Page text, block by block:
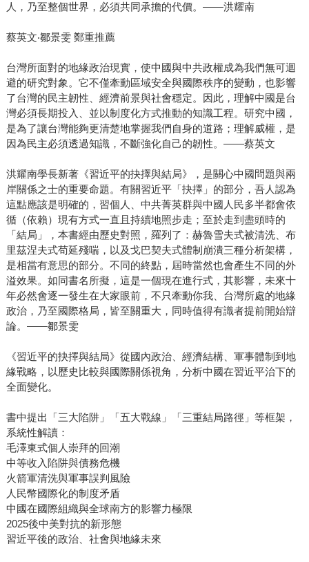
人，乃至整個世界，必須共同承擔的代價。——洪耀南
蔡英文‧鄒景雯 鄭重推薦
台灣所面對的地緣政治現實，使中國與中共政權成為我們無可迴
避的研究對象。它不僅牽動區域安全與國際秩序的變動，也影響
了台灣的民主韌性、經濟前景與社會穩定。因此，理解中國是台
灣必須長期投入、並以制度化方式推動的知識工程。研究中國，
是為了讓台灣能夠更清楚地掌握我們自身的道路；理解威權，是
因為民主必須透過知識，不斷強化自己的韌性。——蔡英文
洪耀南學長新著《習近平的抉擇與結局》，是關心中國問題與兩
岸關係之士的重要命題。有關習近平「抉擇」的部分，吾人認為
這點應該是明確的，習個人、中共菁英群與中國人民多半都會依
循（依賴）現有方式一直且持續地照步走；至於走到盡頭時的
「結局」，本書經由歷史對照，羅列了：赫魯雪夫式被清洗、布
里茲涅夫式苟延殘喘，以及戈巴契夫式體制崩潰三種分析架構，
是相當有意思的部分。不同的終點，屆時當然也會產生不同的外
溢效果。如同書名所擬，這是一個現在進行式，其影響，未來十
年必然會逐一發生在大家眼前，不只牽動你我、台灣所處的地緣
政治，乃至國際格局，皆至關重大，同時值得有識者提前開始辯
論。——鄒景雯
《習近平的抉擇與結局》從國內政治、經濟結構、軍事體制到地
緣戰略，以歷史比較與國際關係視角，分析中國在習近平治下的
全面變化。
書中提出「三大陷阱」「五大戰線」「三重結局路徑」等框架，
系統性解讀：
毛澤東式個人崇拜的回潮
中等收入陷阱與債務危機
火箭軍清洗與軍事誤判風險
人民幣國際化的制度矛盾
中國在國際組織與全球南方的影響力極限
2025後中美對抗的新形態
習近平後的政治、社會與地緣未來